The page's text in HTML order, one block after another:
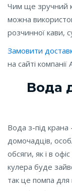
Чим ще зручний
можна
розчинної кави,
Замовити
на сайті компанії
Вода
Вода з-під
домочадців,
обсяги, як і в
кулера буде
так це помпа